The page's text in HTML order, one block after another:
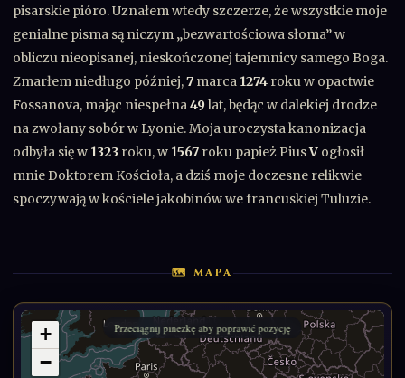
pisarskie pióro. Uznałem wtedy szczerze, że wszystkie moje
genialne pisma są niczym „bezwartościowa słoma” w
obliczu nieopisanej, nieskończonej tajemnicy samego Boga.
Zmarłem niedługo później,7 marca 1274 roku w opactwie
Fossanova, mając niespełna49lat, będąc w dalekiej drodze
na zwołany sobór w Lyonie. Moja uroczysta kanonizacja
odbyła się w 1323 roku, w 1567 roku papież PiusV ogłosił
mnie Doktorem Kościoła, a dziś moje doczesne relikwie
spoczywają w kościele jakobinów we francuskiej Tuluzie.
🗺 MAPA